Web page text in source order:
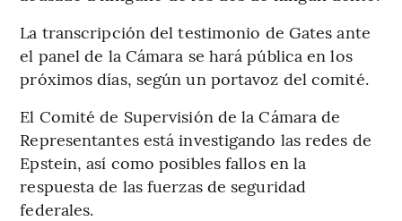
La transcripción del testimonio de Gates ante
el panel de la Cámara se hará pública en los
próximos días, según un portavoz del comité.
El Comité de Supervisión de la Cámara de
Representantes está investigando las redes de
Epstein, así como posibles fallos en la
respuesta de las fuerzas de seguridad
federales.